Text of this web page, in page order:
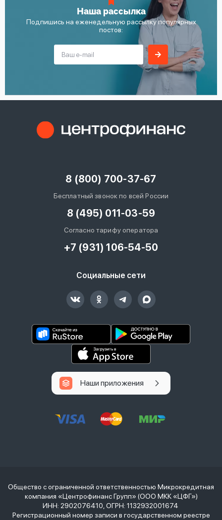
Наша рассылка
Подпишись на еженедельную рассылку популярных
постов:
8 (800) 700-37-67
Бесплатный звонок по всей России
8 (495) 011-03-59
Согласно тарифу оператора
+7 (931) 106-54-50
Социальные сети
Наши приложения
Общество с ограниченной ответственностью Микрокредитная
компания «Центрофинанс Групп» (ООО МКК «ЦФГ»)
ИНН: 2902076410, ОГРН: 1132932001674
Регистрационный номер записи в государственном реестре